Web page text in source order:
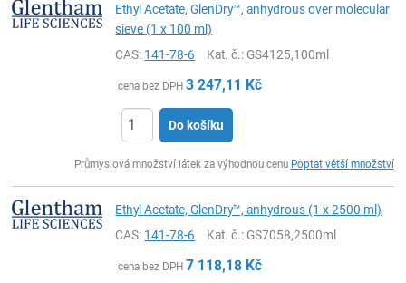
Ethyl Acetate, GlenDry™, anhydrous over molecular
sieve (1 x 100 ml)
CAS: 141-78-6 Kat. č.: GS4125,100ml
cena bez DPH 3 247,11 Kč
Do košíku
Průmyslová množství látek za výhodnou cenu Poptat větší množství
Ethyl Acetate, GlenDry™, anhydrous (1 x 2500 ml)
CAS: 141-78-6 Kat. č.: GS7058,2500ml
cena bez DPH 7 118,18 Kč